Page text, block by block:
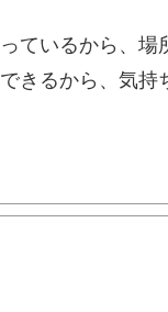
ているから、場
きるから、気持